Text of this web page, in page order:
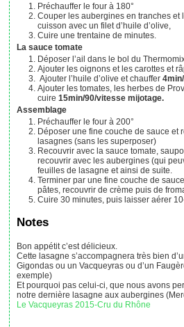
Préchauffer le four à 180°
Couper les aubergines en tranches et les étaler sur un tapis de
cuisson avec un filet d’huile d’olive,
Cuire une trentaine de minutes.
La sauce tomate
Déposer l’ail dans le bol du
Ajouter les oignons et les carottes et
Ajouter l’huile d’olive et chauffer
Ajouter les tomates, les herbes de Provence, le sel et le poivre et
cuire15min/90/vitesse mijotage.
Assemblage
Préchauffer le four à 200°
Déposer une fine couche de sauce et recouvrir de feuilles de
lasagnes (sans les superposer)
Recouvrir avec la sauce tomate, saupoudrer de parmesan et
recouvrir avec les aubergines (qui
feuilles de lasagne et ainsi de suite.
Terminer par une fine couche de sauce sur la dernière couche de
pâtes, recouvrir de crème puis de
Cuire 30 minutes, puis laisser aérer
Notes
Bon appétit c’est délicieux.
Cette lasagne s’accompagnera très bien d’un côte du Rhône comme un
Gigondas ou un Vacqueyras ou d’un
exemple)
Et pourquoi pas celui-ci, que nous avons personnellement testé avec
notre dernière lasagne aux aubergines
Le Vacqueyras 2015-Cru du Rhône